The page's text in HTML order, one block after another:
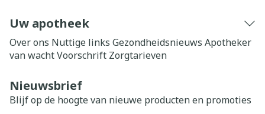
Uw apotheek
Over ons Nuttige links Gezondheidsnieuws Apotheker
van wachtVoorschrift Zorgtarieven
Nieuwsbrief
Blijf op de hoogte van nieuwe producten en promoties